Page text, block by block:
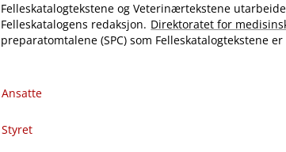
Felleskatalogtekstene og Veterinærtekstene
Felleskatalogens redaksjon. Direktoratet for
preparatomtalene (SPC) som Felleskatalogtekstene
Ansatte
Styret